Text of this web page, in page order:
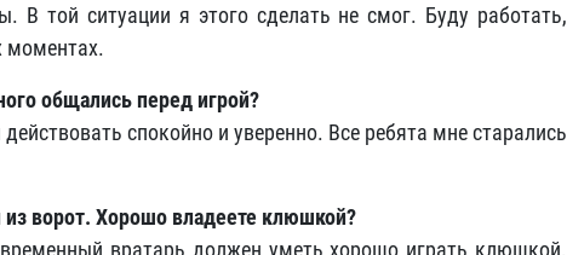
той ситуации я этого сделать не смог. Буду работать,
моментах.
общались перед игрой?
спокойно и уверенно. Все ребята мне старались
ворот. Хорошо владеете клюшкой?
вратарь должен уметь хорошо играть клюшкой.